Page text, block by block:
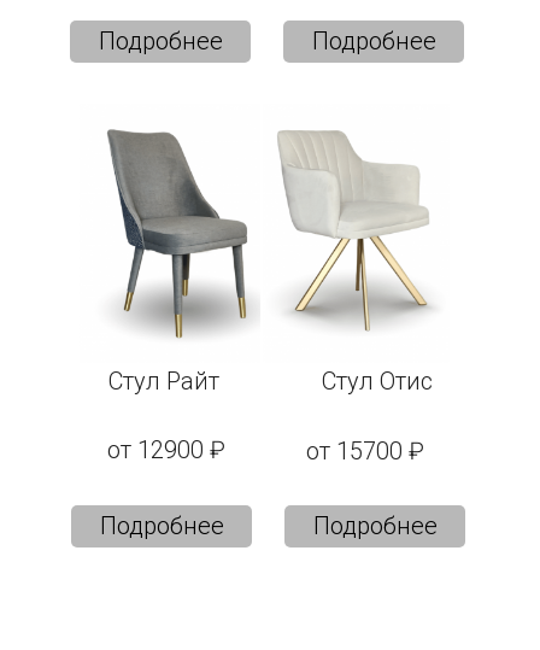
Подробнее Подробнее
Стул Райт
от 12900 ₽
Подробнее
Стул Отис
от 15700 ₽
Подробнее